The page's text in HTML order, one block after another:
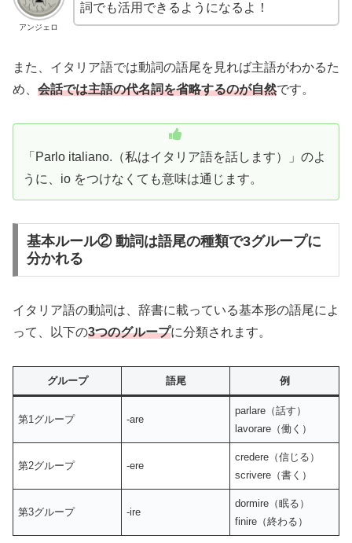
アンジェロ
詞でも活用できるようになるよ！
また、イタリア語では動詞の語尾を見れば主語がわかるた
め、 会話では主語の代名詞を省略するのが自然です。
「Parlo italiano.（私はイタリア語を話します）」のよ
うに、io をつけなくても意味は通じます。
基本ルール② 動詞は語尾の種類で3グループに
分かれる
イタリア語の動詞は、辞書に載っている基本形の語尾によ
って、以下の3つのグループに分類されます。
グループ 語尾 例
第1グループ -are
parlare（話す）
lavorare（働く）
第2グループ -ere
credere（信じる）
scrivere（書く）
第3グループ -ire
dormire（眠る）
finire（終わる）